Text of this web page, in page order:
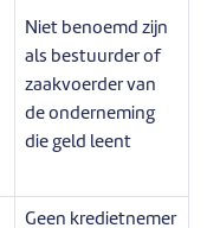
Niet benoemd zijn
als bestuurder of
zaakvoerder van
de onderneming
die geld leent
Geen kredietnemer